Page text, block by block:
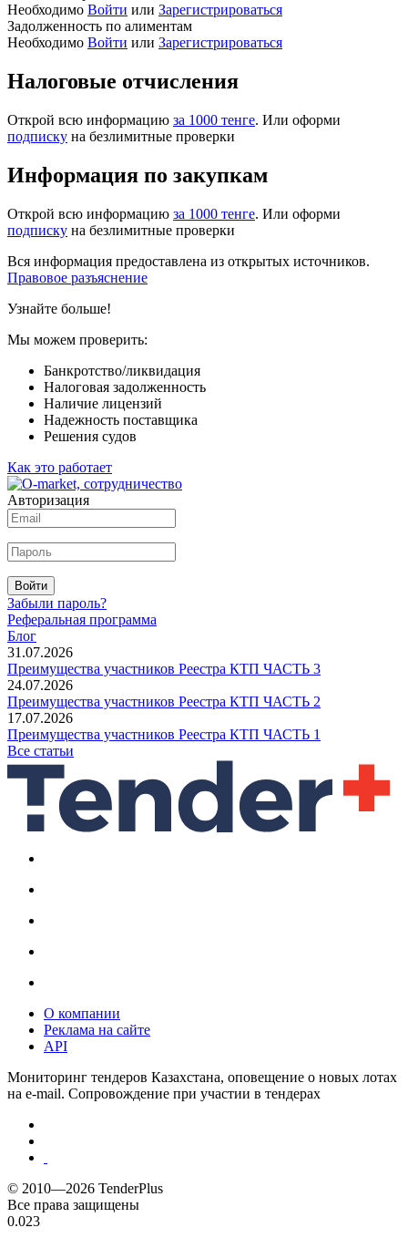
Необходимо Войти или Зарегистрироваться
Задолженность по алиментам
Необходимо Войти или Зарегистрироваться
Налоговые отчисления
Открой всю информацию за 1000 тенге. Или оформи
подписку на безлимитные проверки
Информация по закупкам
Открой всю информацию за 1000 тенге. Или оформи
подписку на безлимитные проверки
Вся информация предоставлена из открытых источников.
Правовое разъяснение
Узнайте больше!
Мы можем проверить:
Банкротство/ликвидация
Налоговая задолженность
Наличие лицензий
Надежность поставщика
Решения судов
Как это работает
Авторизация
Войти
Забыли пароль?
Реферальная программа
Блог
31.07.2026
Преимущества участников Реестра КТП ЧАСТЬ 3
24.07.2026
Преимущества участников Реестра КТП ЧАСТЬ 2
17.07.2026
Преимущества участников Реестра КТП ЧАСТЬ 1
Все статьи
О компании
Реклама на сайте
API
Мониторинг тендеров Казахстана, оповещение о новых лотах
на e-mail. Сопровождение при участии в тендерах
© 2010—2026 TenderPlus
Все права защищены
0.023